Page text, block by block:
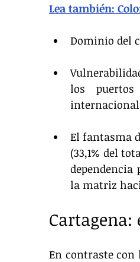
Lea también:
Dominio del
los
El fantasma
(33,1% del
la matriz
En contraste con